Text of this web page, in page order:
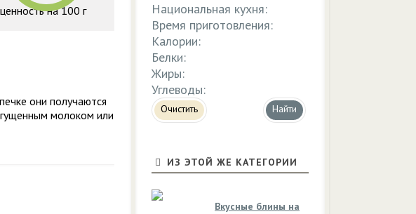
на 100 г
они получаются
молоком или
Национальная кухня:
Время приготовления:
Калории:
Белки:
Жиры:
Углеводы:
Очистить
ИЗ ЭТОЙ ЖЕ КАТЕГОРИИ
Вкусные блины на